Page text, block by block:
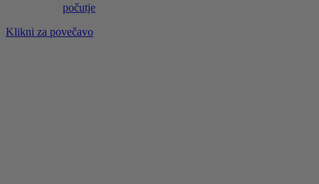
Klikni za povečavo